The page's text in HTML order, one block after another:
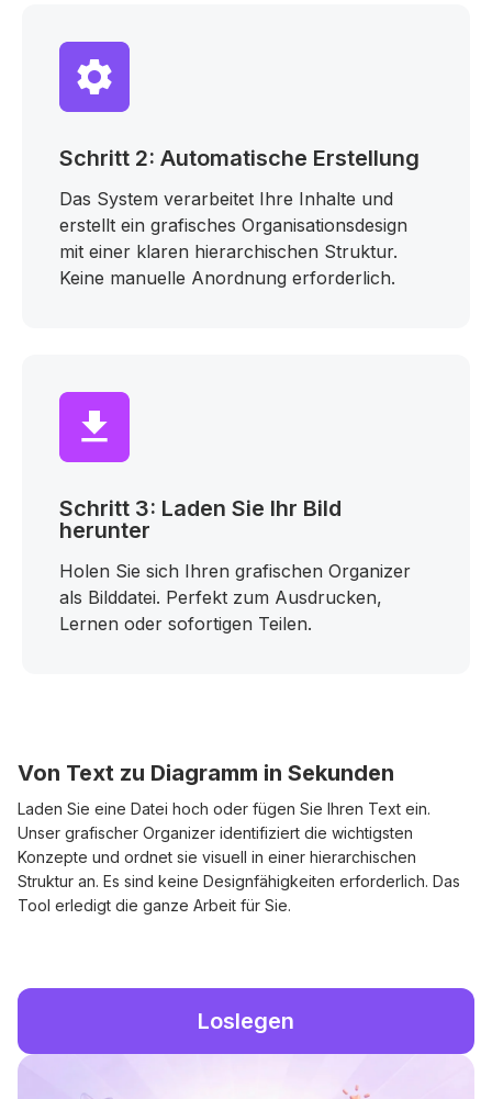
Schritt 2: Automatische Erstellung
Das System verarbeitet Ihre Inhalte und
erstellt ein grafisches Organisationsdesign
mit einer klaren hierarchischen Struktur.
Keine manuelle Anordnung erforderlich.
Schritt 3: Laden Sie Ihr Bild
herunter
Holen Sie sich Ihren grafischen Organizer
als Bilddatei. Perfekt zum Ausdrucken,
Lernen oder sofortigen Teilen.
Von Text zu Diagramm in Sekunden
Laden Sie eine Datei hoch oder fügen Sie Ihren Text ein.
Unser grafischer Organizer identifiziert die wichtigsten
Konzepte und ordnet sie visuell in einer hierarchischen
Struktur an. Es sind keine Designfähigkeiten erforderlich. Das
Tool erledigt die ganze Arbeit für Sie.
Loslegen